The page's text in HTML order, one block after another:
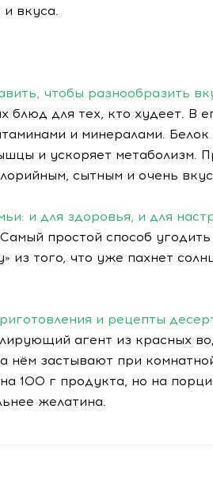
вкуса.
чтобы разнообразить
блюд для тех, кто худеет. В
и минералами. Белок
и ускоряет метаболизм.
сытным и очень
и для здоровья, и для
простой способ
из того, что уже пахнет
и рецепты
агент из красных
нём застывают при
100 г продукта, но на
желатина.